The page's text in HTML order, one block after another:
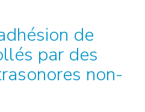
de
par des
non-